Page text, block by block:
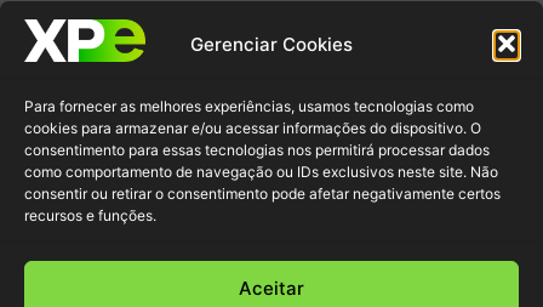
Gerenciar Cookies
Para fornecer as melhores experiências, usamos tecnologias como
cookies para armazenar e/ou acessar informações do dispositivo. O
consentimento para essas tecnologias nos permitirá processar dados
como comportamento de navegação ou IDs exclusivos neste site. Não
consentir ou retirar o consentimento pode afetar negativamente certos
recursos e funções.
Aceitar
Qual a origem das criptomoedas?
Descubra a história completa
Redação Faculdade XP - 28/12/2022
Criptomoeda Tether (USDT):
descubra onde comprar e suas
06/12/2022